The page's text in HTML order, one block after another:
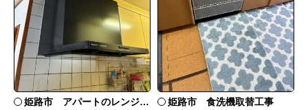
姫路市 アパートのレンジフード交換 姫路市 食洗機取替工事